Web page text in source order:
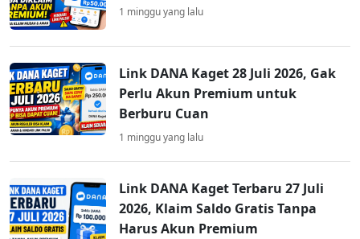
1 minggu yang lalu
Link DANA Kaget 28 Juli 2026, Gak
Perlu Akun Premium untuk
Berburu Cuan
1 minggu yang lalu
Link DANA Kaget Terbaru 27 Juli
2026, Klaim Saldo Gratis Tanpa
Harus Akun Premium